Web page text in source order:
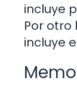
incluye
Por
incluye